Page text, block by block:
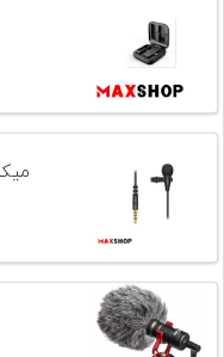
مکث
پلاس
محصول
دست
قیمت
دوربین